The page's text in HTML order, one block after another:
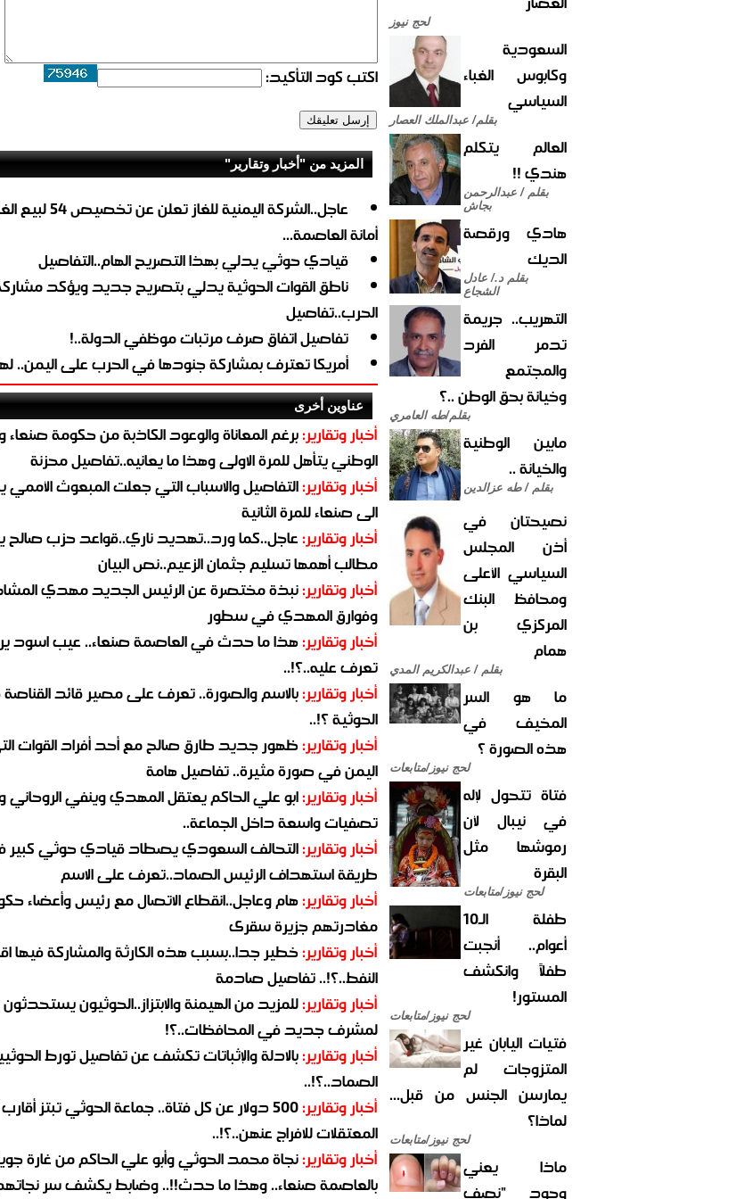
لحج نيوز
السعودية
وكابوس الغباء
السياسي
بقلم/ عبدالملك العصار
العالم يتكلم
هندي !!
بقلم / عبدالرحمن
بجاش
هادي ورقصة
الديك
بقلم د./ عادل
الشجاع
التهريب.. جريمة
تدمر الفرد
والمجتمع
وخيانة بحق الوطن ..؟
بقلم/طه العامري
مابين الوطنية
والخيانة ..
بقلم / طه عزالدين
نصيحتان في
أذن المجلس
السياسي الأعلى
ومحافظ البنك
المركزي بن
همام
بقلم / عبدالكريم المدي
ما هو السر
المخيف في
هذه الصورة ؟
لحج نيوز/متابعات
فتاة تتحول لإله
في نيبال لأن
رموشها مثل
البقرة
لحج نيوز/متابعات
طفلة الـ10
أعوام.. أنجبت
طفلاً وانكشف
المستور!
لحج نيوز/متابعات
فتيات اليابان غير
المتزوجات لم
يمارسن الجنس من قبل...
لماذا؟
لحج نيوز/متابعات
ماذا يعني
وجود "نصف
اكتب كود التأكيد:
المزيد من "أخبار وتقارير"
عاجل..الشركة
أمانة العاصمة...
قيادي حوثي يدلي بهذا التصريح الهام..التفاصيل
ناطق القوات الحوثية يدلي بتصريح جديد ويؤكد
الحرب..تفاصيل
تفاصيل اتفاق صرف مرتبات موظفي الدولة..!
أمريكا تعترف بمشاركة جنودها في الحرب على اليمن..
عناوين أخرى
أخبار وتقارير:برغم المعاناة والوعود الكاذبة من حكومة
الوطني يتأهل للمرة الاولى وهذا ما يعانيه..تفاصيل محزنة
أخبار وتقارير:التفاصيل والاسباب التي جعلت المبعوث الأممي
الى صنعاء للمرة الثانية
أخبار وتقارير:عاجل..كما ورد..تهديد ناري..قواعد حزب صالح
مطالب أهمها تسليم جثمان الزعيم..نص البيان
أخبار وتقارير:نبذة مختصرة عن الرئيس الجديد مهدي
وفوارق المهدي في سطور
أخبار وتقارير:هذا ما حدث في العاصمة صنعاء.. عيب اسود
تعرف عليه..؟!..
أخبار وتقارير:بالاسم والصورة.. تعرف على مصير قائد
الحوثية ؟!..
أخبار وتقارير:ظهور جديد طارق صالح مع أحد أفراد القوات
اليمن في صورة مثيرة.. تفاصيل هامة
أخبار وتقارير:ابو علي الحاكم يعتقل المهدي وينفي الروحاني
تصفيات واسعة داخل الجماعة..
أخبار وتقارير:التحالف السعودي يصطاد قيادي حوثي
طريقة استهداف الرئيس الصماد..تعرف على الاسم
أخبار وتقارير:هام وعاجل..انقطاع الاتصال مع رئيس وأعضاء
مغادرتهم جزيرة سقرى
أخبار وتقارير:خطير جدا..بسبب هذه الكارثة والمشاركة فيها
النفط..؟!.. تفاصيل صادمة
أخبار وتقارير:للمزيد من الهيمنة والابتزاز..الحوثيون
لمشرف جديد في المحافظات..؟!
أخبار وتقارير:بالادلة والإثباتات تكشف عن تفاصيل تورط
الصماد..؟!..
أخبار وتقارير:
500 دولار عن كل فتاة.. جماعة الحوثي تبتز
المعتقلات للافراج عنهن..؟!..
أخبار وتقارير:نجاة محمد الحوثي وأبو علي الحاكم من غارة
بالعاصمة صنعاء.. وهذا ما حدث!!.. وضابط يكشف سر